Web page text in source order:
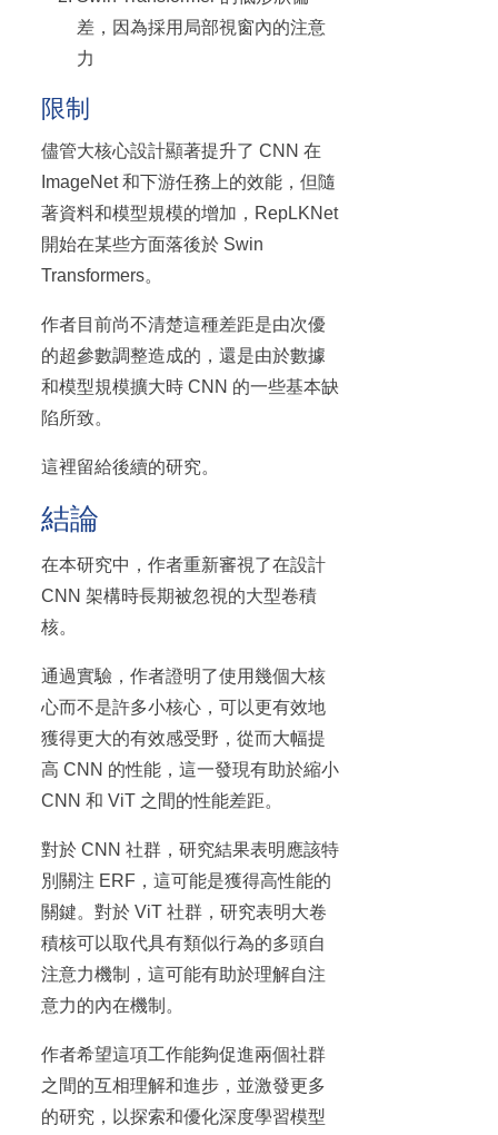
差，因為採用局部視窗內的注意
力
限制
儘管大核心設計顯著提升了 CNN 在
ImageNet 和下游任務上的效能，但隨
著資料和模型規模的增加，RepLKNet
開始在某些方面落後於 Swin
Transformers。
作者目前尚不清楚這種差距是由次優
的超參數調整造成的，還是由於數據
和模型規模擴大時 CNN 的一些基本缺
陷所致。
這裡留給後續的研究。
結論
在本研究中，作者重新審視了在設計
CNN 架構時長期被忽視的大型卷積
核。
通過實驗，作者證明了使用幾個大核
心而不是許多小核心，可以更有效地
獲得更大的有效感受野，從而大幅提
高 CNN 的性能，這一發現有助於縮小
CNN 和 ViT 之間的性能差距。
對於 CNN 社群，研究結果表明應該特
別關注 ERF，這可能是獲得高性能的
關鍵。對於 ViT 社群，研究表明大卷
積核可以取代具有類似行為的多頭自
注意力機制，這可能有助於理解自注
意力的內在機制。
作者希望這項工作能夠促進兩個社群
之間的互相理解和進步，並激發更多
的研究，以探索和優化深度學習模型